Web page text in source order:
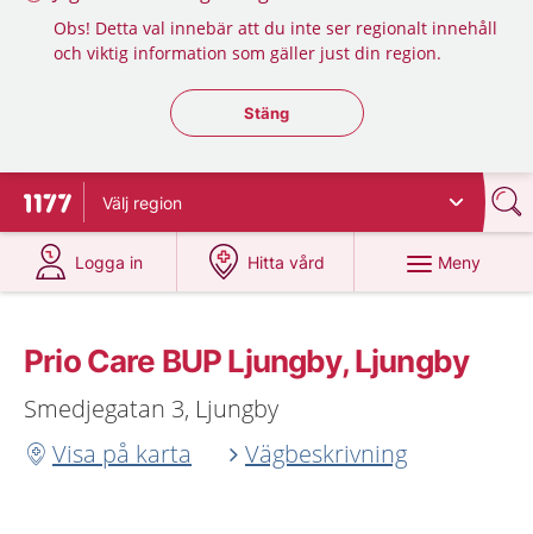
Obs! Detta val innebär att du inte ser regionalt innehåll
och viktig information som gäller just din region.
Stäng regionsväljaren
Stäng
Till startsidan för 1177
Välj region
Logga in
på 1177.se
Hitta vård
på 1177.se
Meny
Prio Care BUP Ljungby, Ljungby
Smedjegatan 3, Ljungby
Visa på karta
Vägbeskrivning